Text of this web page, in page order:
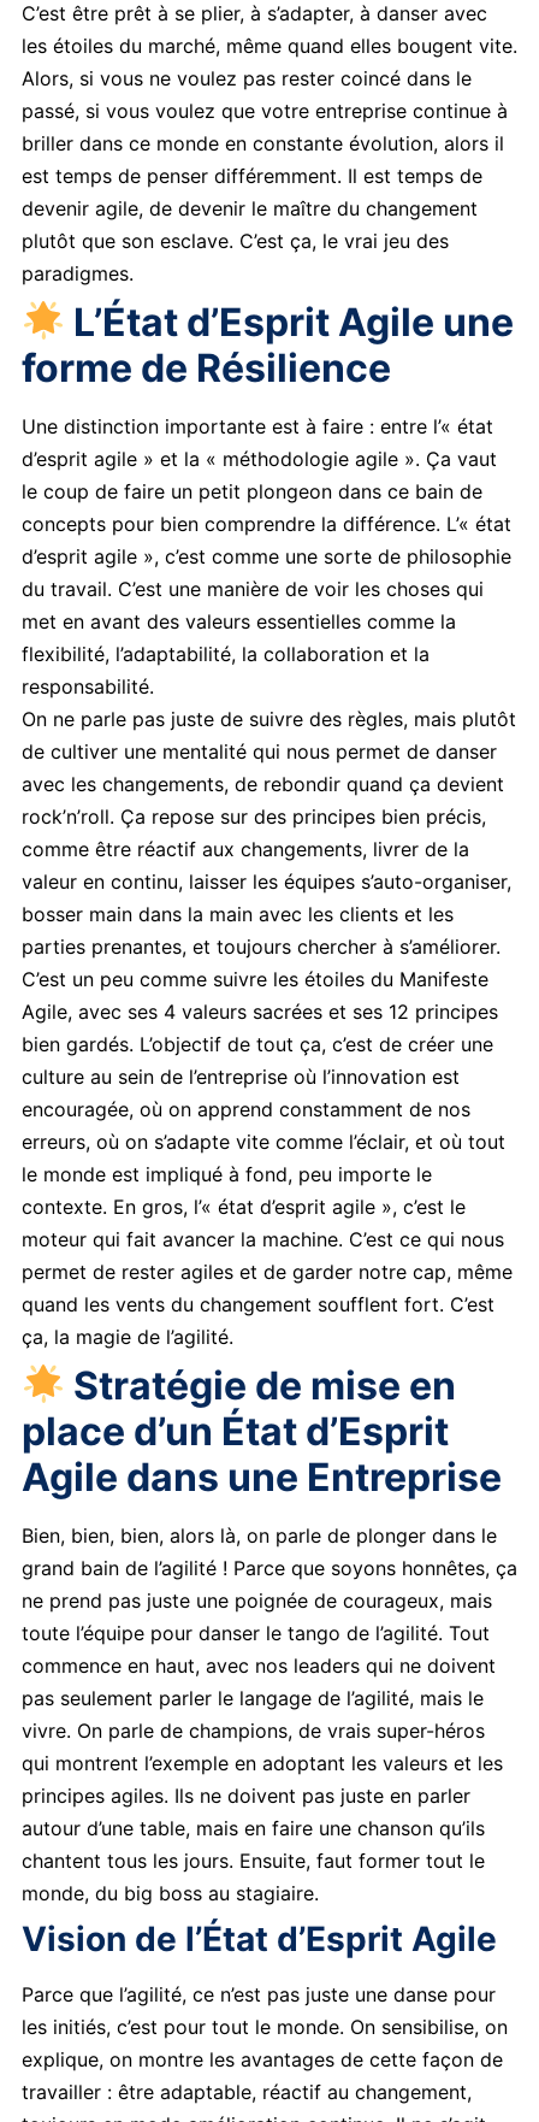
C’est être prêt à se plier, à s’adapter, à danser avec
les étoiles du marché, même quand elles bougent vite.
Alors, si vous ne voulez pas rester coincé dans le
passé, si vous voulez que votre entreprise continue à
briller dans ce monde en constante évolution, alors il
est temps de penser différemment. Il est temps de
devenir agile, de devenir le maître du changement
plutôt que son esclave. C’est ça, le vrai jeu des
paradigmes.
L’État d’Esprit Agile une
forme de Résilience
Une distinction importante est à faire : entre l’« état
d’esprit agile » et la « méthodologie agile ». Ça vaut
le coup de faire un petit plongeon dans ce bain de
concepts pour bien comprendre la différence. L’« état
d’esprit agile », c’est comme une sorte de philosophie
du travail. C’est une manière de voir les choses qui
met en avant des valeurs essentielles comme la
flexibilité, l’adaptabilité, la collaboration et la
responsabilité.
On ne parle pas juste de suivre des règles, mais plutôt
de cultiver une mentalité qui nous permet de danser
avec les changements, de rebondir quand ça devient
rock’n’roll. Ça repose sur des principes bien précis,
comme être réactif aux changements, livrer de la
valeur en continu, laisser les équipes s’auto-organiser,
bosser main dans la main avec les clients et les
parties prenantes, et toujours chercher à s’améliorer.
C’est un peu comme suivre les étoiles du Manifeste
Agile, avec ses 4 valeurs sacrées et ses 12 principes
bien gardés. L’objectif de tout ça, c’est de créer une
culture au sein de l’entreprise où l’innovation est
encouragée, où on apprend constamment de nos
erreurs, où on s’adapte vite comme l’éclair, et où tout
le monde est impliqué à fond, peu importe le
contexte. En gros, l’« état d’esprit agile », c’est le
moteur qui fait avancer la machine. C’est ce qui nous
permet de rester agiles et de garder notre cap, même
quand les vents du changement soufflent fort. C’est
ça, la magie de l’agilité.
Stratégie de mise en
place d’un État d’Esprit
Agile dans une Entreprise
Bien, bien, bien, alors là, on parle de plonger dans le
grand bain de l’agilité ! Parce que soyons honnêtes, ça
ne prend pas juste une poignée de courageux, mais
toute l’équipe pour danser le tango de l’agilité. Tout
commence en haut, avec nos leaders qui ne doivent
pas seulement parler le langage de l’agilité, mais le
vivre. On parle de champions, de vrais super-héros
qui montrent l’exemple en adoptant les valeurs et les
principes agiles. Ils ne doivent pas juste en parler
autour d’une table, mais en faire une chanson qu’ils
chantent tous les jours. Ensuite, faut former tout le
monde, du big boss au stagiaire.
Vision de l’État d’Esprit Agile
Parce que l’agilité, ce n’est pas juste une danse pour
les initiés, c’est pour tout le monde. On sensibilise, on
explique, on montre les avantages de cette façon de
travailler : être adaptable, réactif au changement,